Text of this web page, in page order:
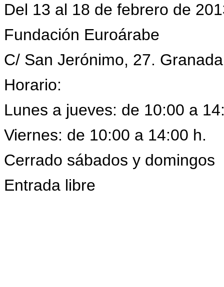
Del 13 al 18 de febrero de
Fundación Euroárabe
C/ San Jerónimo, 27. Granada
Horario:
Lunes a jueves: de 10:00 a
Viernes: de 10:00 a 14:00 h.
Cerrado sábados y domingos
Entrada libre